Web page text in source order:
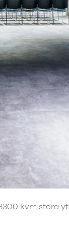
kvm stora